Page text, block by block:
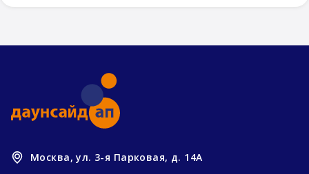
Москва, ул. 3-я Парковая, д. 14А